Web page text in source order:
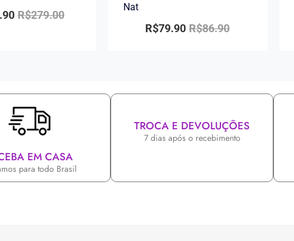
R$279.00
Nat
R$86.90
R$79.90
EM CASA
para todo Brasil
TROCA E DEVOLUÇÕES
7 dias após o recebimento